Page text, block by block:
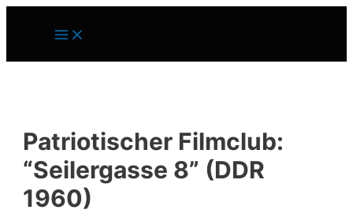
Main
Menu
Patriotischer Filmclub:
“Seilergasse 8” (DDR
1960)